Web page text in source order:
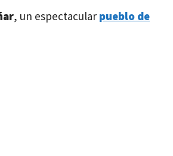
, un espectacular pueblo de